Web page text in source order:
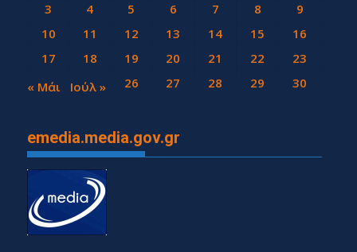
3
4 5 6 7 8
9
10
11 12 13 14 15
16
17
18 19 20 21 22
23
24
25 26 27 28 29 30
« Μάι Ιούλ »
emedia.media.gov.gr